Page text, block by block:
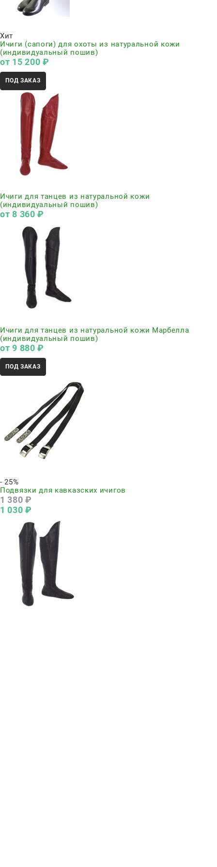
Хит
Ичиги (сапоги) для охоты из натуральной кожи
(индивидуальный пошив)
от 15 200 ₽
ПОД ЗАКАЗ
Ичиги для танцев из натуральной кожи
(индивидуальный пошив)
от8 360 ₽
Ичиги для танцев из натуральной кожи Марбелла
(индивидуальный пошив)
от9 880 ₽
ПОД ЗАКАЗ
- 25%
Подвязки для кавказских ичигов
1 380 ₽
1 030 ₽